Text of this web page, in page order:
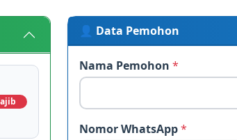
👤 Data Pemohon
Nama Pemohon *
Nomor WhatsApp*